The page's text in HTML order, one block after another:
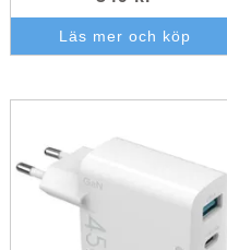
Läs mer och köp